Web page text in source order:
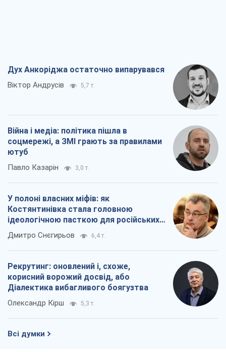
Дух Анкоріджа остаточно випарувався
Віктор Андрусів 5,7 т.
Війна і медіа: політика пішла в
соцмережі, а ЗМІ грають за правилами
ютуб
Павло Казарін 3,0 т.
У полоні власних міфів: як
Костянтинівка стала головною
ідеологічною пасткою для російських
окупантів
Дмитро Снєгирьов 6,4 т.
Рекрутинг: оновлений і, схоже,
корисний ворожий досвід, або
Діалектика вибагливого боягузтва
Олександр Кірш 5,3 т.
Всі думки